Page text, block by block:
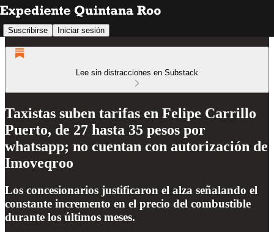
Suscribirse Iniciar sesión
Lee sin distracciones en Substack
Taxistas suben tarifas en Felipe Carrillo
Puerto, de 27 hasta 35 pesos por
whatsapp; no cuentan con autorización de
Imoveqroo
Los concesionarios justificaron el alza señalando el
constante incremento en el precio del combustible
durante los últimos meses.